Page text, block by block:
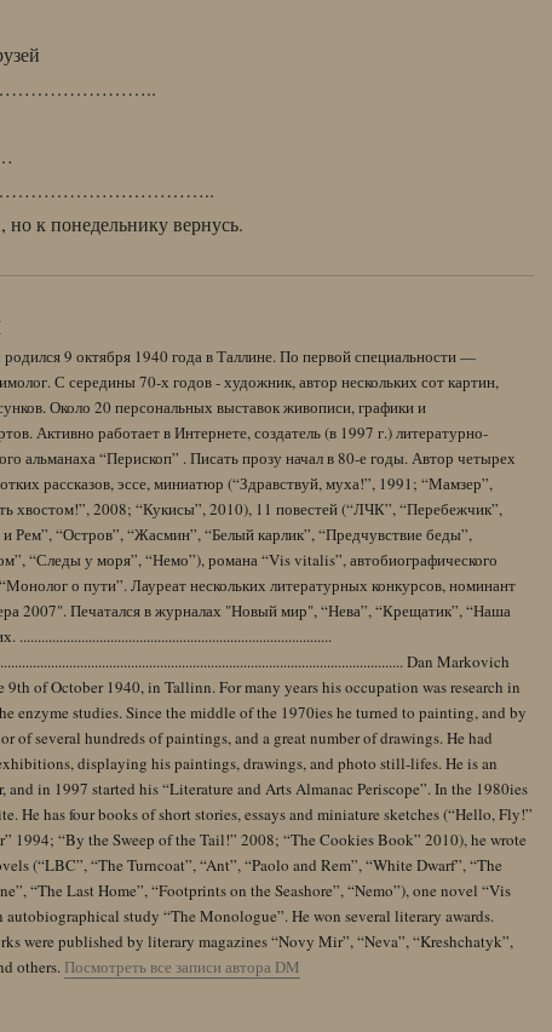
к понедельнику вернусь.
9 октября 1940 года в Таллине. По первой специальности —
С середины 70-х годов - художник, автор нескольких сот картин,
Около 20 персональных выставок живописи, графики и
Активно работает в Интернете, создатель (в 1997 г.) литературно-
альманаха “Перископ” . Писать прозу начал в 80-е годы. Автор четырех
рассказов, эссе, миниатюр (“Здравствуй, муха!”, 1991; “Мамзер”,
хвостом!”, 2008; “Кукисы”, 2010), 11 повестей (“ЛЧК”, “Перебежчик”,
Рем”, “Остров”, “Жасмин”, “Белый карлик”, “Предчувствие беды”,
“Следы у моря”, “Немо”), романа “Vis vitalis”, автобиографического
о пути”. Лауреат нескольких литературных конкурсов, номинант
2007". Печатался в журналах "Новый мир", “Нева”, “Крещатик”, “Наша
......................................................................................
Dan Markovich
9th of October 1940, in Tallinn. For many years his occupation was research in
enzyme studies. Since the middle of the 1970ies he turned to painting, and by
of several hundreds of paintings, and a great number of drawings. He had
displaying his paintings, drawings, and photo still-lifes. He is an
and in 1997 started his “Literature and Arts Almanac Periscope”. In the 1980ies
He has four books of short stories, essays and miniature sketches (“Hello, Fly!”
1994; “By the Sweep of the Tail!” 2008; “The Cookies Book” 2010), he wrote
(“LBC”, “The Turncoat”, “Ant”, “Paolo and Rem”, “White Dwarf”, “The
“The Last Home”, “Footprints on the Seashore”, “Nemo”), one novel “Vis
autobiographical study “The Monologue”. He won several literary awards.
were published by literary magazines “Novy Mir”, “Neva”, “Kreshchatyk”,
others. Посмотреть все записи автора DM